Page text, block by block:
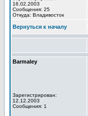
16.02.2003
Сообщения: 25
Откуда: Владивосток
Вернуться к началу
Barmaley
Зарегистрирован:
12.12.2003
Сообщения: 1